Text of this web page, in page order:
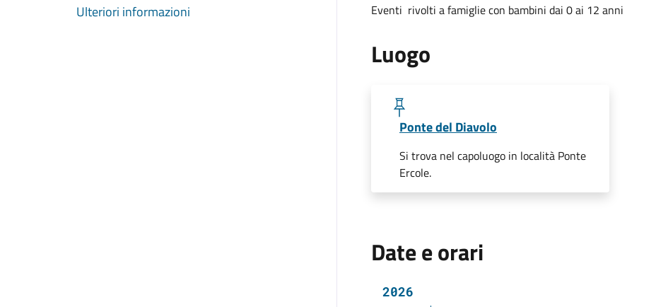
Ulteriori informazioni
Eventi rivolti a famiglie con bambini dai 0 ai 12 anni
Luogo
Ponte del Diavolo
Si trova nel capoluogo in località Ponte
Ercole.
Date e orari
2026